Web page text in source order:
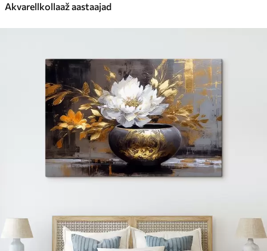
Akvarellkollaaž aastaajad